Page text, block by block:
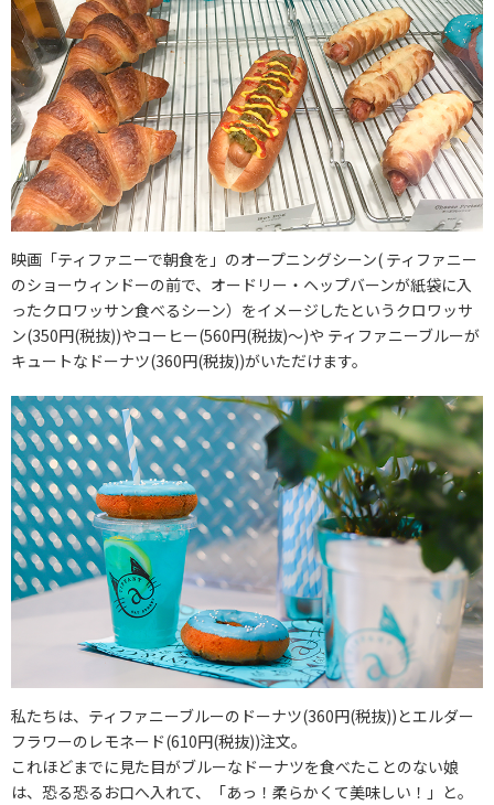
映画「ティファニーで朝食を」のオープニングシーン( ティファニー
のショーウィンドーの前で、オードリー・ヘップバーンが紙袋に入
ったクロワッサン食べるシーン）をイメージしたというクロワッサ
ン(350円(税抜))やコーヒー(560円(税抜)～)や ティファニーブルーが
キュートなドーナツ(360円(税抜))がいただけます。
私たちは、ティファニーブルーのドーナツ(360円(税抜))とエルダー
フラワーのレモネード(610円(税抜))注文。
これほどまでに見た目がブルーなドーナツを食べたことのない娘
は、恐る恐るお口へ入れて、「あっ！柔らかくて美味しい！」と。